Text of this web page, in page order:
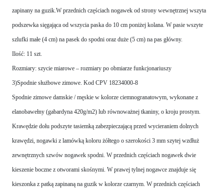
zapinany na guzik.W przednich częściach nogawek od strony wewnętrznej wszyta
podszewka sięgająca od wszycia paska do 10 cm poniżej kolana. W pasie wszyte
szlufki małe (4 cm) na pasek do spodni oraz duże (5 cm) na pas główny.
Ilość: 11 szt.
Rozmiary: szycie miarowe – rozmiary po obmiarze funkcjonariuszy
3)Spodnie służbowe zimowe. Kod CPV 18234000-8
Spodnie zimowe damskie / męskie w kolorze ciemnogranatowym, wykonane z
elanobawełny (gabardyna 420g/m2) lub równoważnej tkaniny, o kroju prostym.
Krawędzie dołu podszyte tasiemką zabezpieczającą przed wycieraniem dolnych
krawędzi, nogawki z lamówką koloru żółtego o szerokości 3 mm szytej wzdłuż
zewnętrznych szwów nogawek spodni. W przednich częściach nogawek dwie
kieszenie boczne z otworami skośnymi. W prawej tylnej nogawce znajduje się
kieszonka z patką zapinaną na guzik w kolorze czarnym. W przednich częściach